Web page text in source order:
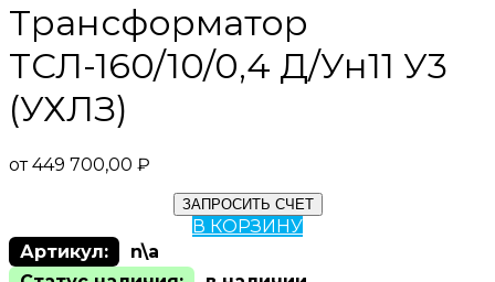
Трансформатор
ТСЛ-160/10/0,4 Д/Ун11 У3
(УХЛЗ)
от449 700,00 ₽
ЗАПРОСИТЬ СЧЕТ
В КОРЗИНУ
Артикул:
n\a